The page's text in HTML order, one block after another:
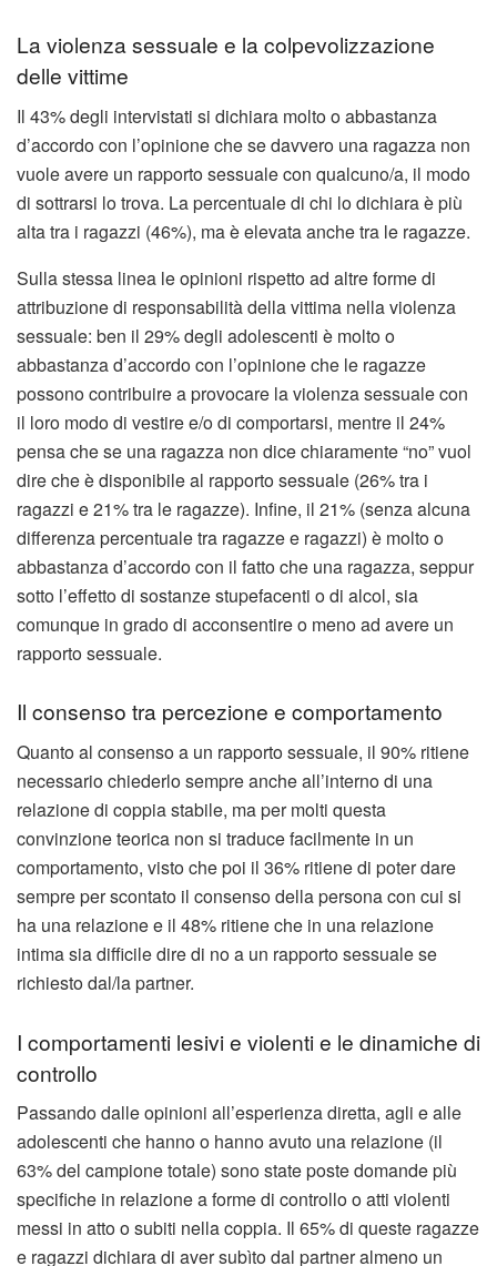
La violenza sessuale e la colpevolizzazione
delle vittime
Il 43% degli intervistati si dichiara molto o abbastanza
d’accordo con l’opinione che se davvero una ragazza non
vuole avere un rapporto sessuale con qualcuno/a, il modo
di sottrarsi lo trova. La percentuale di chi lo dichiara è più
alta tra i ragazzi (46%), ma è elevata anche tra le ragazze.
Sulla stessa linea le opinioni rispetto ad altre forme di
attribuzione di responsabilità della vittima nella violenza
sessuale: ben il 29% degli adolescenti è molto o
abbastanza d’accordo con l’opinione che le ragazze
possono contribuire a provocare la violenza sessuale con
il loro modo di vestire e/o di comportarsi, mentre il 24%
pensa che se una ragazza non dice chiaramente “no” vuol
dire che è disponibile al rapporto sessuale (26% tra i
ragazzi e 21% tra le ragazze). Infine, il 21% (senza alcuna
differenza percentuale tra ragazze e ragazzi) è molto o
abbastanza d’accordo con il fatto che una ragazza, seppur
sotto l’effetto di sostanze stupefacenti o di alcol, sia
comunque in grado di acconsentire o meno ad avere un
rapporto sessuale.
Il consenso tra percezione e comportamento
Quanto al consenso a un rapporto sessuale, il 90% ritiene
necessario chiederlo sempre anche all’interno di una
relazione di coppia stabile, ma per molti questa
convinzione teorica non si traduce facilmente in un
comportamento, visto che poi il 36% ritiene di poter dare
sempre per scontato il consenso della persona con cui si
ha una relazione e il 48% ritiene che in una relazione
intima sia difficile dire di no a un rapporto sessuale se
richiesto dal/la partner.
I comportamenti lesivi e violenti e le dinamiche di
controllo
Passando dalle opinioni all’esperienza diretta, agli e alle
adolescenti che hanno o hanno avuto una relazione (il
63% del campione totale) sono state poste domande più
specifiche in relazione a forme di controllo o atti violenti
messi in atto o subiti nella coppia. Il 65% di queste ragazze
e ragazzi dichiara di aver subìto dal partner almeno un